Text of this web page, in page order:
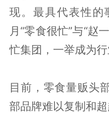
现。最具代表性的
月“零食很忙”与“赵
忙集团，一举成为行
目前，零食量贩头
部品牌难以复制和超